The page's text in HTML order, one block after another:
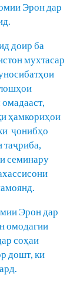
Эрон дар
доир ба
мухтасар
ҳамкориҳои
ҷонибҳо
таҷриба,
семинару
Эрон дар
омодагии
соҳаи
дошт, ки